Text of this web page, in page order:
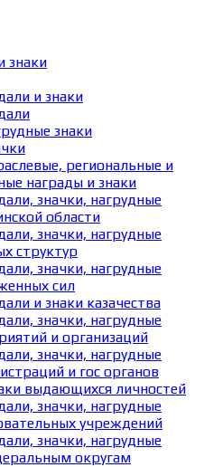
знаки
и знаки
знаки
региональные и
награды и знаки
значки, нагрудные
области
значки, нагрудные
структур
значки, нагрудные
сил
и знаки казачества
значки, нагрудные
и организаций
значки, нагрудные
и гос органов
выдающихся личностей
значки, нагрудные
учреждений
значки, нагрудные
округам